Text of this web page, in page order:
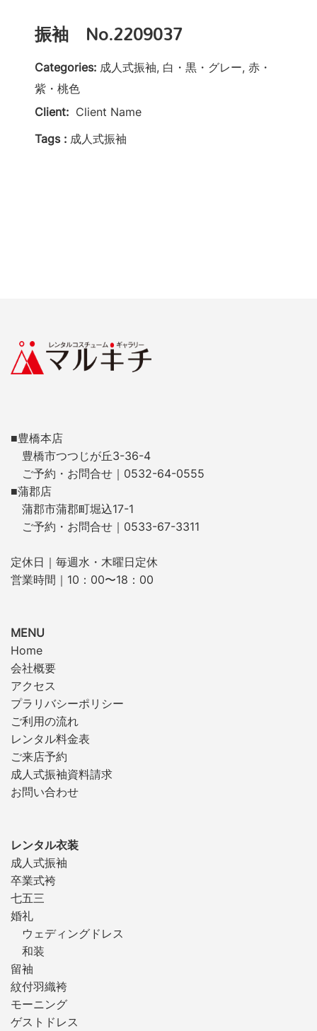
振袖 No.2209037
Categories: 成人式振袖, 白・黒・グレー, 赤・
紫・桃色
Client: Client Name
Tags : 成人式振袖
■豊橋本店
豊橋市つつじが丘3-36-4
ご予約・お問合せ｜0532-64-0555
■蒲郡店
蒲郡市蒲郡町堀込17-1
ご予約・お問合せ｜0533-67-3311
定休日｜毎週水・木曜日定休
営業時間｜10：00〜18：00
MENU
Home
会社概要
アクセス
プラリバシーポリシー
ご利用の流れ
レンタル料金表
ご来店予約
成人式振袖資料請求
お問い合わせ
レンタル衣装
成人式振袖
卒業式袴
七五三
婚礼
ウェディングドレス
和装
留袖
紋付羽織袴
モーニング
ゲストドレス